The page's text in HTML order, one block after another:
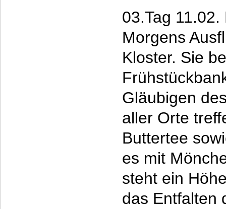
03.Tag
Morgens
Kloster. Sie
Gläubigen
aller Orte
Buttertee
es mit
steht ein
das Entfalten